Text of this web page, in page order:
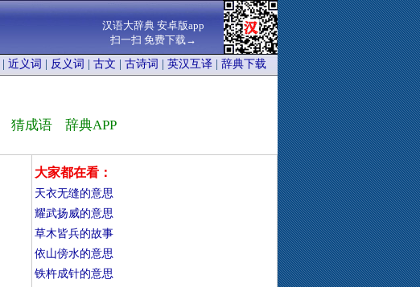
汉语大辞典 安卓版app
扫一扫 免费下载→
近义词 反义词 古文 古诗词 英汉互译 辞典下载
猜成语 辞典APP
大家都在看：
天衣无缝的意思
耀武扬威的意思
草木皆兵的故事
依山傍水的意思
铁杵成针的意思